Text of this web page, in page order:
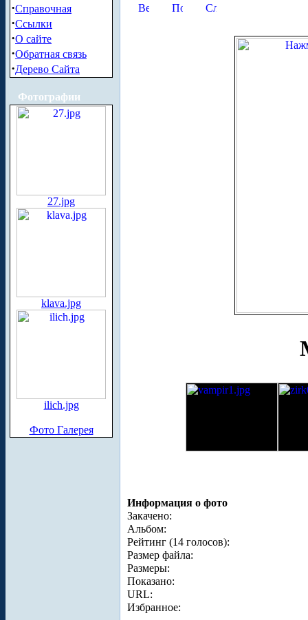
·Справочная
·Ссылки
·О сайте
·Обратная связь
·Дерево Сайта
Фотографии
27.jpg
klava.jpg
ilich.jpg
Фото Галерея
Информация о фото
Закачено:
Альбом:
Рейтинг (14 голосов):
Размер файла:
Размеры:
Показано:
URL:
Избранное: